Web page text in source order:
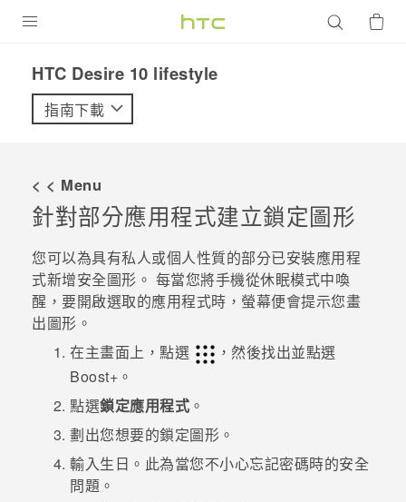
VIVE
配件
優惠專區
焦點訊息
校園專案
銷售門市
銷售通路
VIVELAND
HTC Desire 10 lifestyle‎
指南下載
< < Menu
針對部分應用程式建立鎖定圖形
您可以為具有私人或個人性質的部分已安裝應用程
式新增安全圖形。 每當您將手機從休眠模式中喚
醒，要開啟選取的應用程式時，螢幕便會提示您畫
出圖形。
在主畫面上，點選
，然後找出並點選
Boost+ 。
點選鎖定應用程式 。
劃出您想要的鎖定圖形。
輸入生日。 此為當您不小心忘記密碼時的安全
問題。